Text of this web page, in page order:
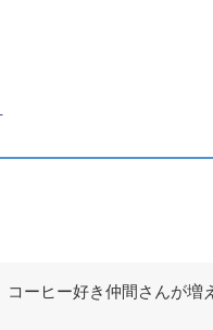
コーヒー好き仲間さんが増